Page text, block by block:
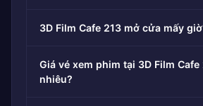
3D Film Cafe 213 mở cửa mấy
Giá vé xem phim tại 3D Film Cafe
nhiêu?